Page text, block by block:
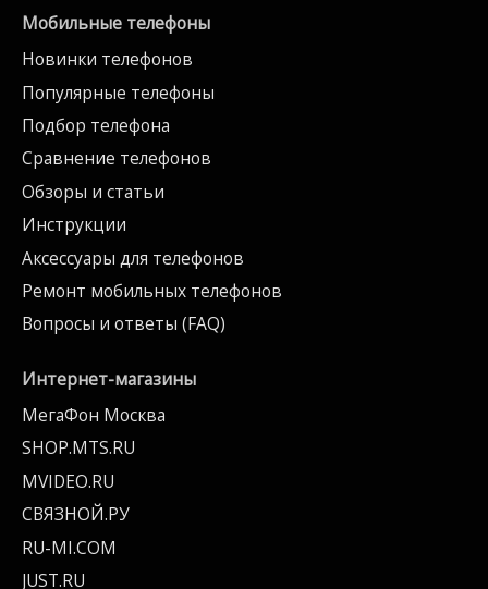
Мобильные телефоны
Новинки телефонов
Популярные телефоны
Подбор телефона
Сравнение телефонов
Обзоры и статьи
Инструкции
Аксессуары для телефонов
Ремонт мобильных телефонов
Вопросы и ответы (FAQ)
Интернет-магазины
МегаФон Москва
SHOP.MTS.RU
MVIDEO.RU
СВЯЗНОЙ.РУ
RU-MI.COM
JUST.RU